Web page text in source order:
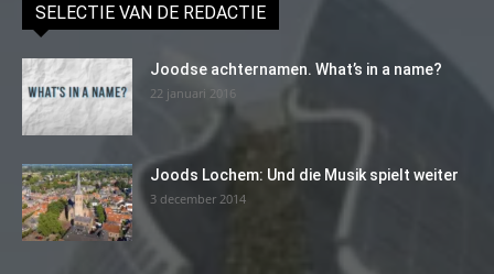
SELECTIE VAN DE REDACTIE
Joodse achternamen. What’s in a name?
22 januari 2016
Joods Lochem: Und die Musik spielt weiter
3 december 2014